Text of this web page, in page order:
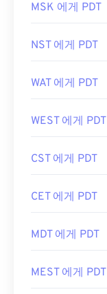
MSK 에게 PDT
NST 에게 PDT
WAT 에게 PDT
WEST 에게 PDT
CST 에게 PDT
CET 에게 PDT
MDT 에게 PDT
MEST 에게 PDT